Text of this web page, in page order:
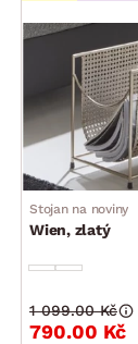
Stojan na noviny
Wien, zlatý
790.00 Kč
1 099.00 Kč